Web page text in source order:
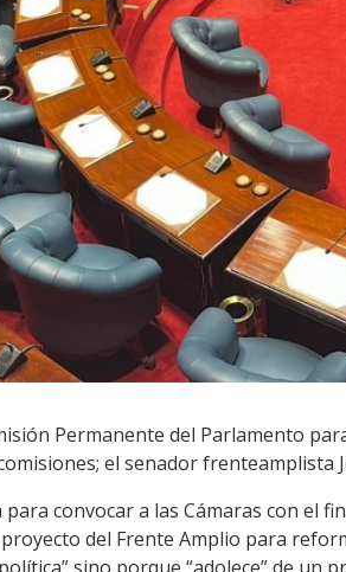
Permanente del Parlamento
el senador frenteamplista
convocar a las Cámaras con el
del Frente Amplio para